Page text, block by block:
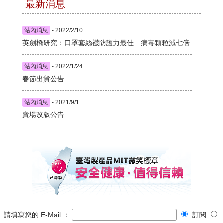
最新消息
站內消息 - 2022/2/10
英劍橋研究：口罩套絲襪防護力最佳 病毒顆粒減七倍
站內消息 - 2022/1/24
春節出貨公告
站內消息 - 2021/9/1
賣場改版公告
請填寫您的 E-Mail ： 訂閱